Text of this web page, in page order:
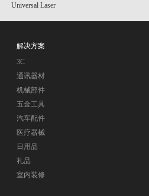
Universal Laser
解决方案
3C
通讯器材
机械部件
五金工具
汽车配件
医疗器械
日用品
礼品
室内装修